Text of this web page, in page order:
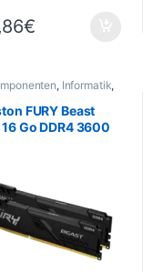
€
, Informatik,
FURY Beast
Go DDR4 3600